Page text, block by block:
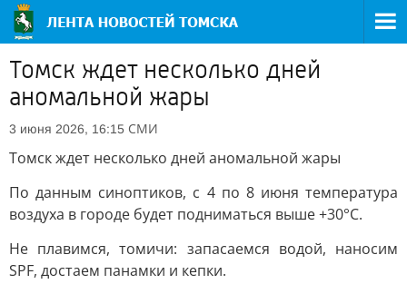
Томск ждет несколько дней
аномальной жары
3 июня 2026, 16:15 СМИ
Томск ждет несколько дней аномальной жары
По данным синоптиков, с 4 по 8 июня температура
воздуха в городе будет подниматься выше +30°C.
Не плавимся, томичи: запасаемся водой, наносим
SPF, достаем панамки и кепки.